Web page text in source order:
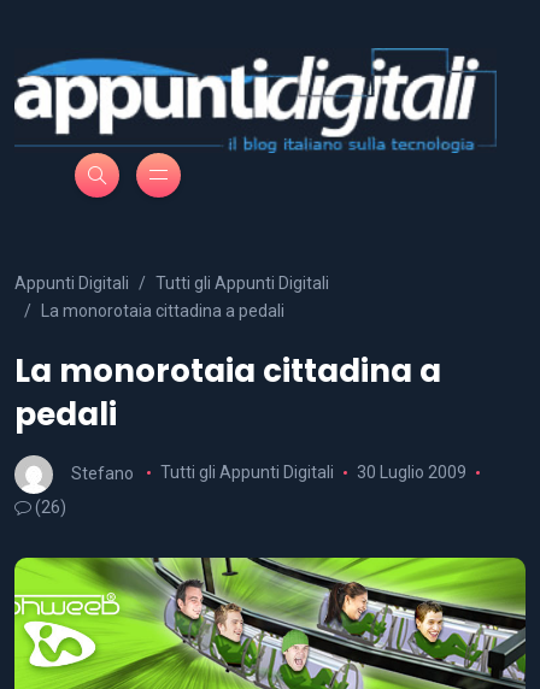
Appunti Digitali
Tutti gli Appunti Digitali
La monorotaia cittadina a pedali
La monorotaia cittadina a
pedali
Stefano Tutti gli Appunti Digitali
30 Luglio 2009
(26)